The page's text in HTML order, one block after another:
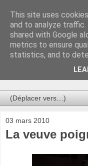
Au bistro
La connerie étant le
entrevoir une parcelle
de communication
03 mars 2010
La veuve
This site uses
and to analyze traffic.
shared with Google
metrics to ensure
statistics, and to